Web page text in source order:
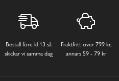
Beställ före kl 13 så
skickar vi samma dag
Fraktfritt över 799 kr,
annars 59 - 79 kr